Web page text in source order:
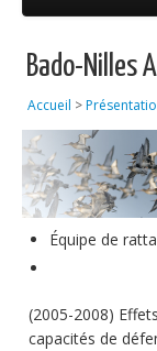
Équipes
Soutien
Données
Science
Bado-Nilles
Accueil >
Équipe de
(2005-2008)
capacités de